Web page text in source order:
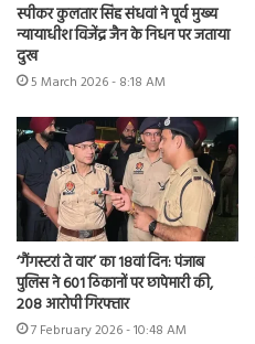
स्पीकर कुलतार सिंह संधवां ने पूर्व मुख्य
न्यायाधीश विजेंद्र जैन के निधन पर जताया
दुख
5 March 2026 - 8:18 AM
‘गैंगस्टरां ते वार’ का 18वां दिन: पंजाब
पुलिस ने 601 ठिकानों पर छापेमारी की,
208 आरोपी गिरफ्तार
7 February 2026 - 10:48 AM